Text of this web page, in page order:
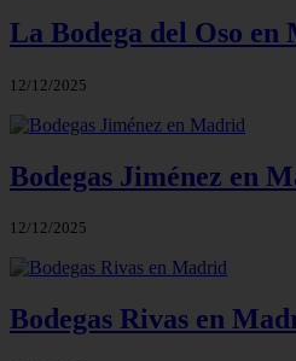
La Bodega del Oso en
12/12/2025
Bodegas Jiménez en
12/12/2025
Bodegas Rivas en